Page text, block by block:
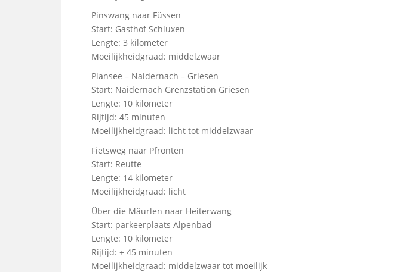
Pinswang naar Füssen
Start: Gasthof Schluxen
Lengte: 3 kilometer
Moeilijkheidgraad: middelzwaar
Plansee – Naidernach – Griesen
Start: Naidernach Grenzstation Griesen
Lengte: 10 kilometer
Rijtijd: 45 minuten
Moeilijkheidgraad: licht tot middelzwaar
Fietsweg naar Pfronten
Start: Reutte
Lengte: 14 kilometer
Moeilijkheidgraad: licht
Über die Mäurlen naar Heiterwang
Start: parkeerplaats Alpenbad
Lengte: 10 kilometer
Rijtijd: ± 45 minuten
Moeilijkheidgraad: middelzwaar tot moeilijk